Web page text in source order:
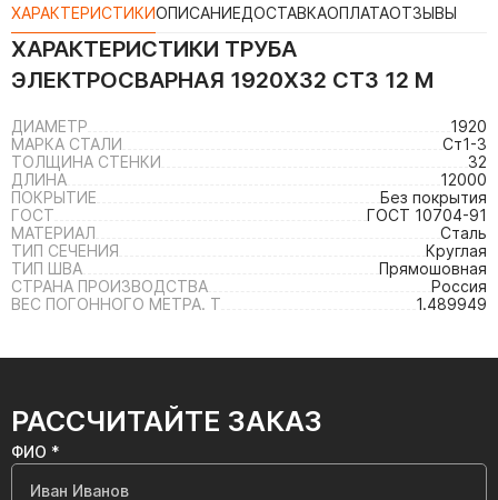
ХАРАКТЕРИСТИКИОПИСАНИЕДОСТАВКАОПЛАТАОТЗЫВЫ
ХАРАКТЕРИСТИКИ ТРУБА
ЭЛЕКТРОСВАРНАЯ 1920Х32 СТ3 12 М
ДИАМЕТР
1920
МАРКА СТАЛИ
Ст1-3
ТОЛЩИНА СТЕНКИ
32
ДЛИНА
12000
ПОКРЫТИЕ
Без покрытия
ГОСТ
ГОСТ 10704-91
МАТЕРИАЛ
Сталь
ТИП СЕЧЕНИЯ
Круглая
ТИП ШВА
Прямошовная
СТРАНА ПРОИЗВОДСТВА
Россия
ВЕС ПОГОННОГО МЕТРА. Т
1.489949
РАССЧИТАЙТЕ ЗАКАЗ
ФИО *